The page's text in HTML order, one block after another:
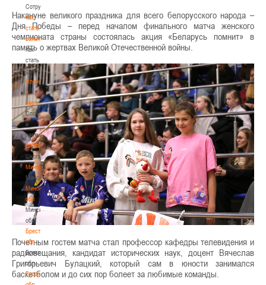
Сотрудничество
Как
стать
волонтером
Как
стать
волонтером
Спонсоры
и
партнеры
Спонсоры
и
партнеры
Школы
Школы
Минск
Минск
Минская
обл
Минская
обл
Брестская
обл
Брестская
обл
Гродненская
Накануне великого праздника для всего белорусского народа –
Дня Победы – перед началом финального матча женского
чемпионата страны состоялась акция «Беларусь помнит» в
память о жертвах Великой Отечественной войны.
Почетным гостем матча стал профессор кафедры телевидения и
радиовещания, кандидат исторических наук, доцент Вячеслав
Григорьевич Булацкий, который сам в юности занимался
баскетболом и до сих пор болеет за любимые команды.